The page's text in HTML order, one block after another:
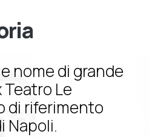
nome di grande
Teatro Le
di riferimento
Napoli.